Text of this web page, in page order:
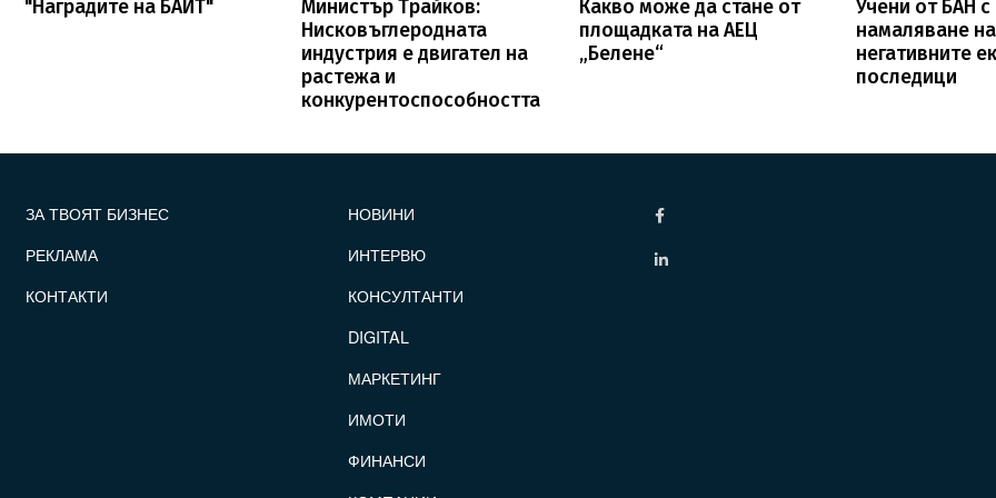
"Наградите на БАИТ"
Министър Трайков:
Нисковъглеродната
индустрия е двигател на
растежа и
конкурентоспособността
Какво може да стане от
площадката на АЕЦ
„Белене“
Учени от БАН с
намаляване на
негативните
последици
ЗА ТВОЯТ БИЗНЕС
РЕКЛАМА
КОНТАКТИ
НОВИНИ
ИНТЕРВЮ
КОНСУЛТАНТИ
DIGITAL
МАРКЕТИНГ
ИМОТИ
ФИНАНСИ